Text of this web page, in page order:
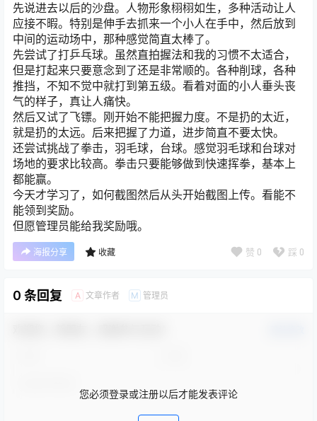
先说进去以后的沙盘。人物形象栩栩如生，多种活动让人
应接不暇。特别是伸手去抓来一个小人在手中，然后放到
中间的运动场中，那种感觉简直太棒了。
先尝试了打乒乓球。虽然直拍握法和我的习惯不太适合，
但是打起来只要意念到了还是非常顺的。各种削球，各种
推挡，不知不觉中就打到第五级。看着对面的小人垂头丧
气的样子，真让人痛快。
然后又试了飞镖。刚开始不能把握力度。不是扔的太近，
就是扔的太远。后来把握了力道，进步简直不要太快。
还尝试挑战了拳击，羽毛球，台球。感觉羽毛球和台球对
场地的要求比较高。拳击只要能够做到快速挥拳，基本上
都能赢。
今天才学习了，如何截图然后从头开始截图上传。看能不
能领到奖励。
但愿管理员能给我奖励哦。
海报分享 收藏 赞 0 踩 0
0 条回复 A 文章作者 M 管理员
您必须登录或注册以后才能发表评论